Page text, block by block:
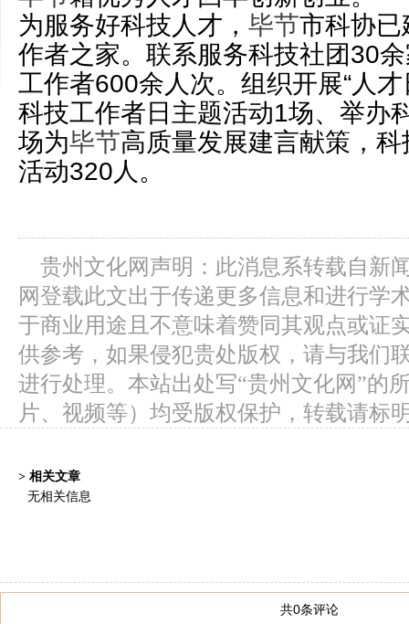
为服务好科技人才， 毕节市科协
作者之家。联系服务科技社团30
工作者600余人次。组织开展“人
科技工作者日主题活动1场、举办
场为毕节高质量发展建言献策，
活动320人。
贵州文化网声明：此消息系转载自新
网登载此文出于传递更多信息和进行学
于商业用途且不意味着赞同其观点或证
供参考，如果侵犯贵处版权，请与我们
进行处理。本站出处写“贵州文化网”的
片、视频等）均受版权保护，转载请标
> 相关文章
无相关信息
共0条评论